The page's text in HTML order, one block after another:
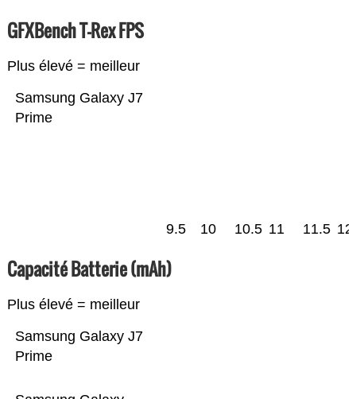
GFXBench T-Rex FPS
Plus élevé = meilleur
Samsung Galaxy J7
Prime
9.5 10 10.5 11 11.5 12
Capacité Batterie (mAh)
Plus élevé = meilleur
Samsung Galaxy J7
Prime